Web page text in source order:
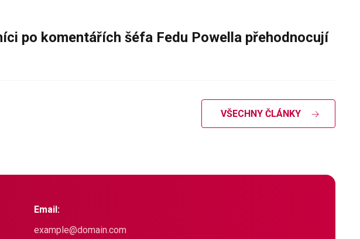
po komentářích šéfa Fedu Powella přehodnocují
VŠECHNY ČLÁNKY
Email: